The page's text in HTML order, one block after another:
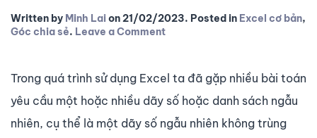
Written by Minh Laion21/02/2023. Posted in Excel cơ bản,
Góc chia sẻ. Leave a Comment
Trong quá trình sử dụng Excel ta đã gặp nhiều bài toán
yêu cầu một hoặc nhiều dãy số hoặc danh sách ngẫu
nhiên, cụ thể là một dãy số ngẫu nhiên không trùng